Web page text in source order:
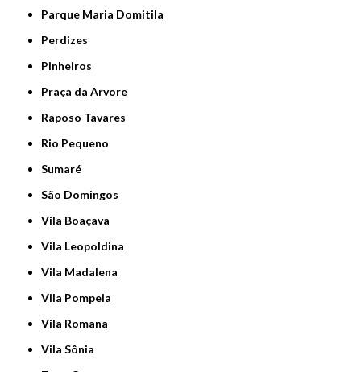
Parque Maria Domitila
Perdizes
Pinheiros
Praça da Arvore
Raposo Tavares
Rio Pequeno
Sumaré
São Domingos
Vila Boaçava
Vila Leopoldina
Vila Madalena
Vila Pompeia
Vila Romana
Vila Sônia